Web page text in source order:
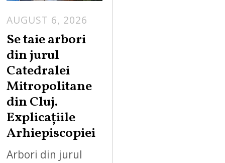
AUGUST 6, 2026
Se taie arbori
din jurul
Catedralei
Mitropolitane
din Cluj.
Explicațiile
Arhiepiscopiei
Arbori din jurul